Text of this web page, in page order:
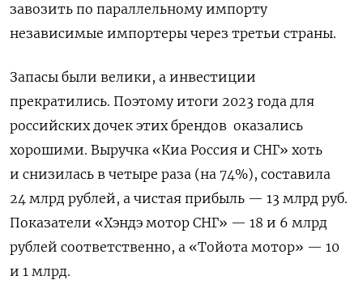
завозить по параллельному импорту
независимые импортеры через третьи страны.
Запасы были велики, а инвестиции
прекратились. Поэтому итоги 2023 года для
российских дочек этих брендов оказались
хорошими. Выручка «Киа Россия и СНГ» хоть
и снизилась в четыре раза (на 74%), составила
24 млрд рублей, а чистая прибыль — 13 млрд руб.
Показатели «Хэндэ мотор СНГ» — 18 и 6 млрд
рублей соответственно, а «Тойота мотор» — 10
и 1 млрд.